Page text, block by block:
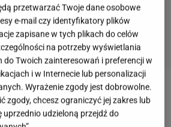
niż dom pachnący
świeżo upieczonym ciastem.
przetwarzać Twoje dane osobowe
e-mail czy identyfikatory plików
zapisane w tych plikach do celów
na potrzeby wyświetlania
do Twoich zainteresowań i preferencji w
i w Internecie lub personalizacji
Wyrażenie zgody jest dobrowolne.
zgody, chcesz ograniczyć jej zakres lub
uprzednio udzieloną przejdź do